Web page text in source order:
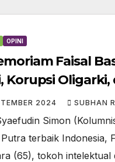
OPINI
Faisal
Korupsi
2024 SUBHAN
Simon
terbaik Indonesia,
(65), tokoh intelektual